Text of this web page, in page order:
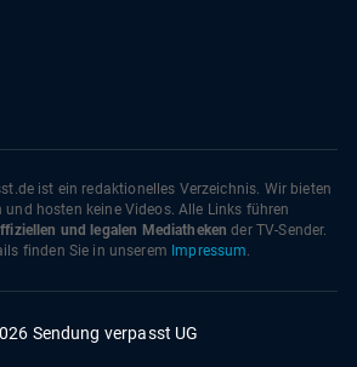
de ist ein redaktionelles Verzeichnis. Wir bieten
und hosten keine Videos. Alle Links führen
und legalen Mediatheken der TV-Sender.
finden Sie in unserem Impressum.
Sendung verpasst UG